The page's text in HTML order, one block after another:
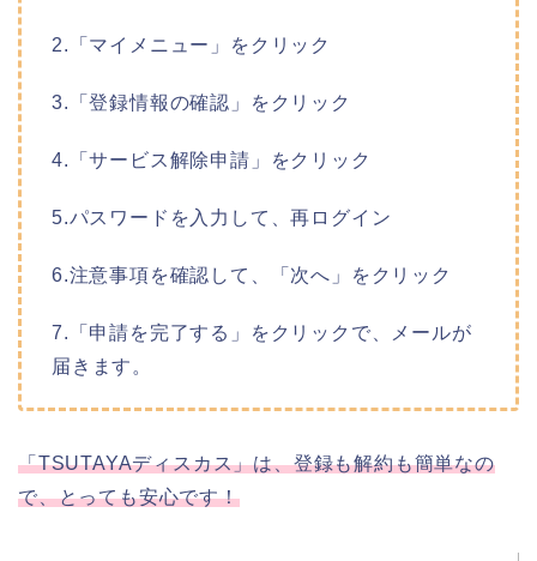
2.「マイメニュー」をクリック
3.「登録情報の確認」をクリック
4.「サービス解除申請」をクリック
5.パスワードを入力して、再ログイン
6.注意事項を確認して、「次へ」をクリック
7.「申請を完了する」をクリックで、メールが
届きます。
「TSUTAYAディスカス」は、登録も解約も簡単なの
で、とっても安心です！